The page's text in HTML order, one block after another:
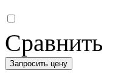
Сравнить
Запросить цену